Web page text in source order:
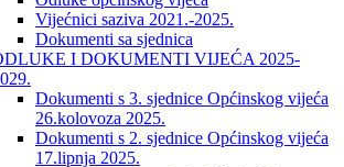
Vijećnici saziva 2021.-2025.
Dokumenti sa sjednica
I DOKUMENTI VIJEĆA 2025-
Dokumenti s 3. sjednice Općinskog vijeća
26.kolovoza 2025.
Dokumenti s 2. sjednice Općinskog vijeća
17.lipnja 2025.